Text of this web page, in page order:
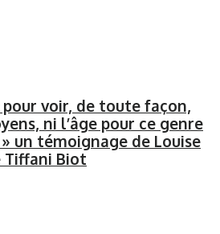
pour voir, de toute façon,
ni l’âge pour ce genre
un témoignage de Louise
Tiffani Biot